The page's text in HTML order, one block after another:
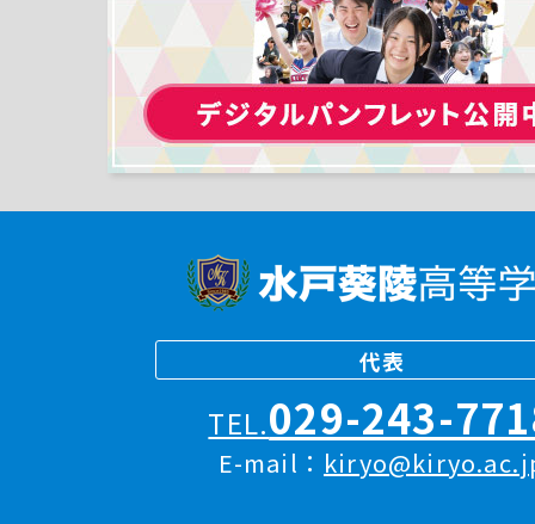
代表
TEL.029-243-
E-mail：